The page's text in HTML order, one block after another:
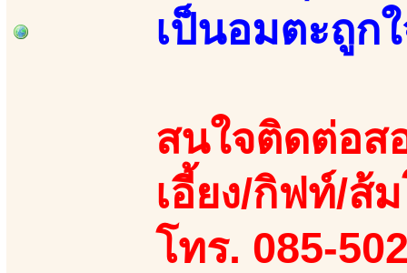
เป็นอมตะถูก
สนใจติดต่อส
เอี้ยง/กิฟท์/ส้
โทร. 085-